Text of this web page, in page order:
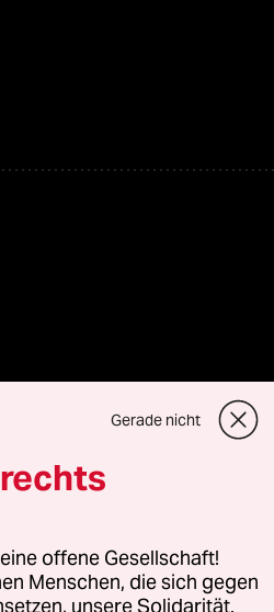
GmbH
Fragen oder für Genehmigungen
Gerade nicht
offene Gesellschaft!
Menschen, die sich gegen
unsere Solidarität.